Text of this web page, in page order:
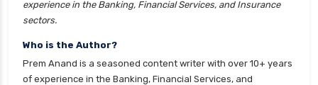
finance
personal loan eligibility icici
personal loan eligibility idfc
experience in the Banking, Financial Services, and Insurance
sectors.
Who is the Author?
Prem Anand is a seasoned content writer with over 10+ years
of experience in the Banking, Financial Services, and